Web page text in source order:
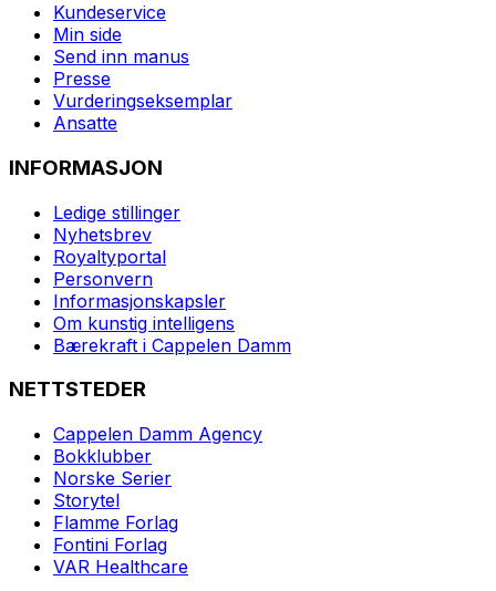
Kundeservice
Min side
Send inn manus
Presse
Vurderingseksemplar
Ansatte
INFORMASJON
Ledige stillinger
Nyhetsbrev
Royaltyportal
Personvern
Informasjonskapsler
Om kunstig intelligens
Bærekraft i Cappelen Damm
NETTSTEDER
Cappelen Damm Agency
Bokklubber
Norske Serier
Storytel
Flamme Forlag
Fontini Forlag
VAR Healthcare